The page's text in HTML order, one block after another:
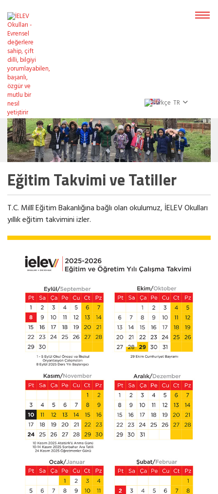
TR
Eğitim Takvimi ve Tatiller
T.C. Millî Eğitim Bakanlığına bağlı olan okulumuz, İELEV Okulları
yıllık eğitim takvimini izler.